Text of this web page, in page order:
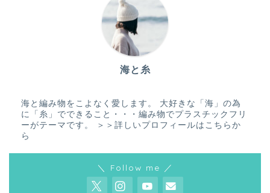
海と糸
海と編み物をこよなく愛します。 大好きな「海」の為
に「糸」でできること・・・編み物でプラスチックフリ
ーがテーマです。
＞＞詳しいプロフィールはこちらか
ら
＼ Follow me ／